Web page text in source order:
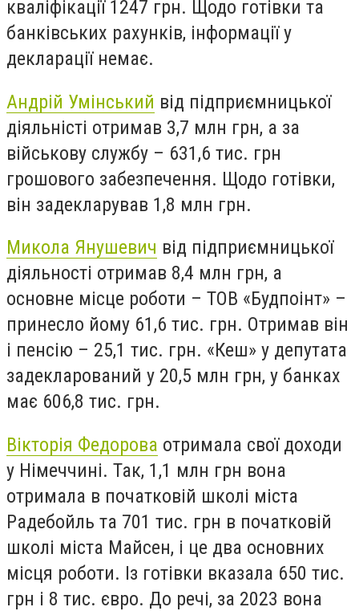
кваліфікації 1247 грн. Щодо готівки та
банківських рахунків, інформації у
декларації немає.
Андрій Умінський від підприємницької
діяльністі отримав 3,7 млн грн, а за
військову службу – 631,6 тис. грн
грошового забезпечення. Щодо готівки,
він задекларував 1,8 млн грн.
Микола Янушевич від підприємницької
діяльності отримав 8,4 млн грн, а
основне місце роботи – ТОВ «Будпоінт» –
принесло йому 61,6 тис. грн. Отримав він
і пенсію – 25,1 тис. грн. «Кеш» у депутата
задекларований у 20,5 млн грн, у банках
має 606,8 тис. грн.
Вікторія Федорова отримала свої доходи
у Німеччині. Так, 1,1 млн грн вона
отримала в початковій школі міста
Радебойль та 701 тис. грн в початковій
школі міста Майсен, і це два основних
місця роботи. Із готівки вказала 650 тис.
грн і 8 тис. євро. До речі, за 2023 вона